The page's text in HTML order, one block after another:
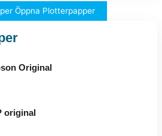
Öppna Plotterpapper
Original
original